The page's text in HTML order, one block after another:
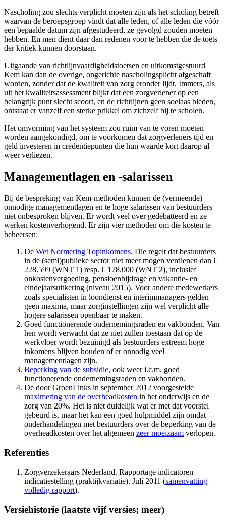
Nascholing zou slechts verplicht moeten zijn als het scholing betreft
waarvan de beroepsgroep vindt dat alle leden, of alle leden die vóór
een bepaalde datum zijn afgestudeerd, ze gevolgd zouden moeten
hebben. En men dient daar dan redenen voor te hebben die de toets
der kritiek kunnen doorstaan.
Uitgaande van richtlijnvaardigheidstoetsen en uitkomstgestuurd
Kem kan dan de overige, ongerichte nascholingsplicht afgeschaft
worden, zonder dat de kwaliteit van zorg eronder lijdt. Immers, als
uit het kwaliteitsassessment blijkt dat een zorgverlener op een
belangrijk punt slecht scoort, en de richtlijnen geen soelaas bieden,
ontstaat er vanzelf een sterke prikkel om zichzelf bij te scholen.
Het omvorming van het systeem zou ruim van te voren moeten
worden aangekondigd, om te voorkomen dat zorgverleners tijd en
geld investeren in credentiepunten die hun waarde kort daarop al
weer verliezen.
Managementlagen en -salarissen
Bij de bespreking van Kem-methoden kunnen de (vermeende)
onnodige managementlagen en te hoge salarissen van bestuurders
niet onbesproken blijven. Er wordt veel over gedebatteerd en ze
werken kostenverhogend. Er zijn vier methoden om die kosten te
beheersen:
De Wet Normering Topinkomens. Die regelt dat bestuurders
in de (semi)publieke sector niet meer mogen verdienen dan €
228.599 (WNT 1) resp. € 178.000 (WNT 2), inclusief
onkostenvergoeding, pensioenbijdrage en vakantie- en
eindejaarsuitkering (niveau 2015). Voor andere medewerkers
zoals specialisten in loondienst en interimmanagers gelden
geen maxima, maar zorginstellingen zijn wel verplicht alle
hogere salarissen openbaar te maken.
Goed functionerende ondernemingsraden en vakbonden. Van
hen wordt verwacht dat ze niet zullen toestaan dat op de
werkvloer wordt bezuinigd als bestuurders extreem hoge
inkomens blijven houden of er onnodig veel
managementlagen zijn.
Beperking van de subsidie, ook weer i.c.m. goed
functionerende ondernemingsraden en vakbonden.
De door GroenLinks in september 2012 voorgestelde
maximering van de overheadkosten in het onderwijs en de
zorg van 20%. Het is niet duidelijk wat er met dat voorstel
gebeurd is, maar het kan een goed hulpmiddel zijn omdat
onderhandelingen met bestuurders over de beperking van de
overheadkosten over het algemeen zeer moeizaam verlopen.
Referenties
Zorgverzekeraars Nederland. Rapportage indicatoren
indicatiestelling (praktijkvariatie). Juli 2011 (samenvatting |
volledig rapport).
Versiehistorie (laatste vijf versies; meer)